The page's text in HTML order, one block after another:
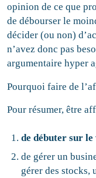
opinion de ce que
de débourser le
décider (ou non)
n’avez donc pas
argumentaire hyper
Pourquoi faire de
Pour résumer, être
de débuter sur le
de gérer un
gérer des stocks,